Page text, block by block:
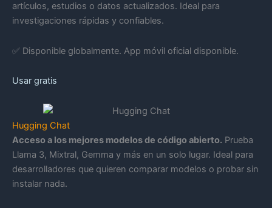
artículos, estudios o datos actualizados. Ideal para
investigaciones rápidas y confiables.
✅ Disponible globalmente. App móvil oficial disponible.
Usar gratis
Hugging Chat
Acceso a los mejores modelos de código abierto. Prueba
Llama 3, Mixtral, Gemma y más en un solo lugar. Ideal para
desarrolladores que quieren comparar modelos o probar sin
instalar nada.